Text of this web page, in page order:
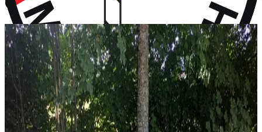
vor 10 Monaten
Aktuelles
Neuigkeiten aus dem Vereinsleben und kommende Termine
News
28. Juli 2026
F-Jugend holt Platz 2 beim Turnier in Wall